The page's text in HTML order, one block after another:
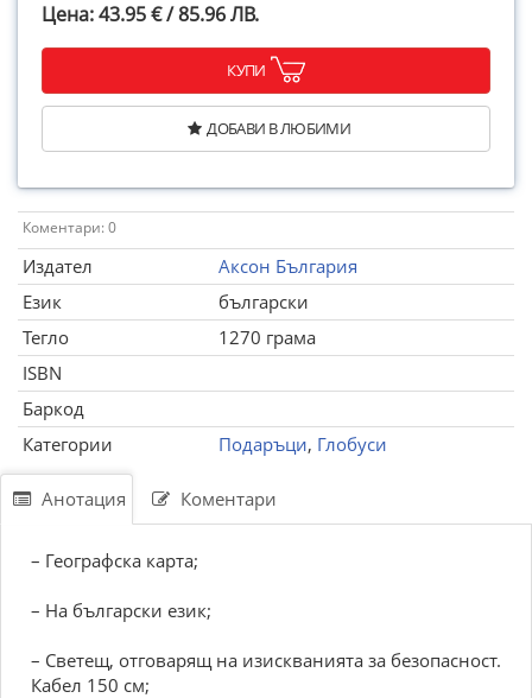
Цена: 43.95 € / 85.96 ЛВ.
КУПИ
ДОБАВИ В ЛЮБИМИ
Коментари: 0
Издател
Аксон България
Език
български
Тегло
1270 грама
ISBN
Баркод
Категории
Подаръци, Глобуси
Анотация Коментари
– Географска карта;
– На български език;
– Светещ, отговарящ на изискванията за безопасност.
Кабел 150 см;